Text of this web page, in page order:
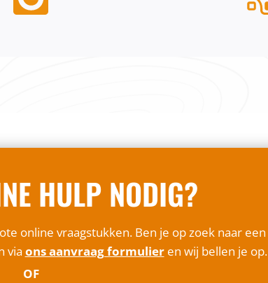
HULP NODIG?
online vraagstukken. Ben je op zoek naar een
via ons aanvraag formulieren wij bellen je op.
OF